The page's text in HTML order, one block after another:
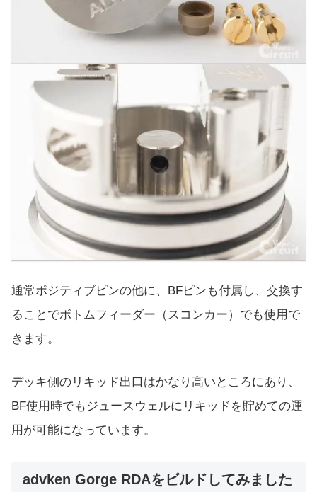
通常ポジティブピンの他に、BFピンも付属し、交換す
ることでボトムフィーダー（スコンカー）でも使用で
きます。
デッキ側のリキッド出口はかなり高いところにあり、
BF使用時でもジュースウェルにリキッドを貯めての運
用が可能になっています。
advken Gorge RDAをビルドしてみました